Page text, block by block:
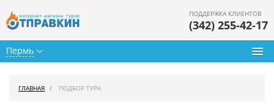
Пермь
ПОДДЕРЖКА КЛИЕНТОВ
(342) 255-42-17
ГЛАВНАЯ ПОДБОР ТУРА